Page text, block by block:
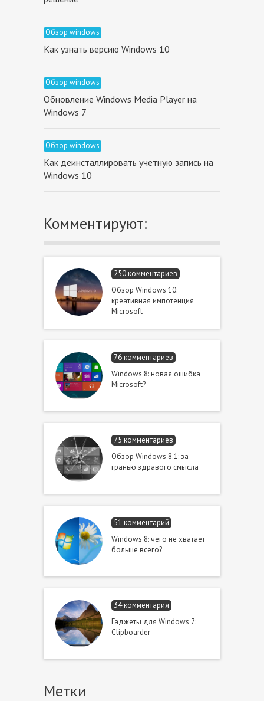
Обзор windows
Как узнать версию Windows 10
Обзор windows
Обновление Windows Media Player на
Windows 7
Обзор windows
Как деинсталлировать учетную запись на
Windows 10
Комментируют:
250 комментариев
Обзор Windows 10:
креативная импотенция
Microsoft
76 комментариев
Windows 8: новая ошибка
Microsoft?
75 комментариев
Обзор Windows 8.1: за
гранью здравого смысла
51 комментарий
Windows 8: чего не хватает
больше всего?
34 комментария
Гаджеты для Windows 7:
Clipboarder
Метки